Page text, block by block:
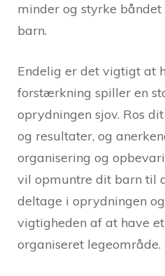
minder og styrke
barn.
Endelig er det vigtigt at
forstærkning spiller en
oprydningen sjov. Ros
og resultater, og
organisering og
vil opmuntre dit barn til
deltage i oprydningen
vigtigheden af at have
organiseret legeområde.